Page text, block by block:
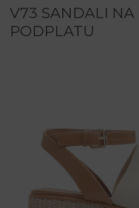
V73 SANDALI NA
PODPLATU